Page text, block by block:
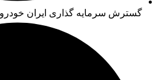
گسترش سرمایه گذاری ایران خودرو